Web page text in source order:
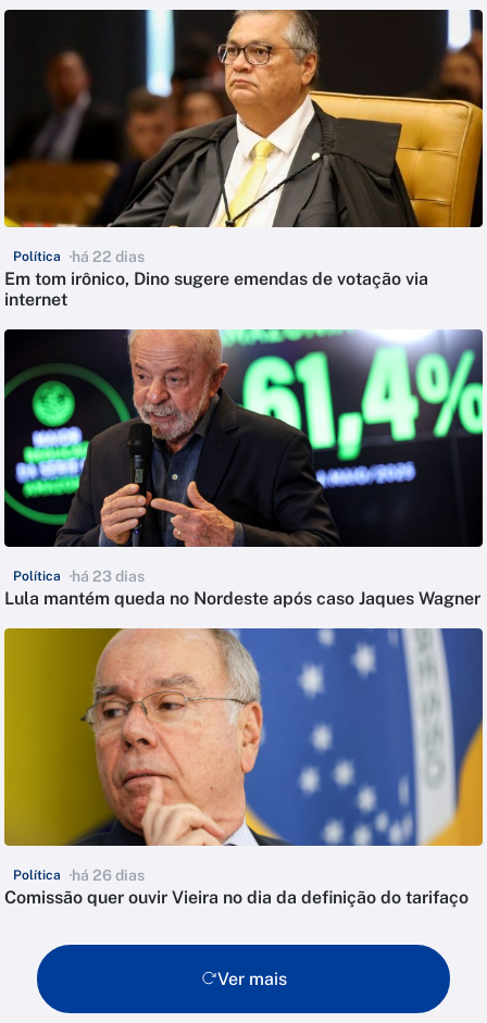
Política há 22 dias
Em tom irônico, Dino sugere emendas de votação via
internet
Política há 23 dias
Lula mantém queda no Nordeste após caso Jaques Wagner
Política há 26 dias
Comissão quer ouvir Vieira no dia da definição do tarifaço
Ver mais